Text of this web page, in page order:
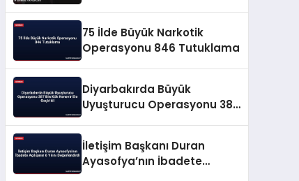
75 İlde Büyük Narkotik
Operasyonu 846 Tutuklama
Diyarbakırda Büyük
Uyuşturucu Operasyonu 387
İletişim Başkanı Duran
Ayasofya’nın İbadete